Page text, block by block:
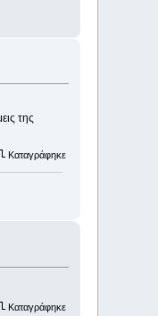
της
Καταγράφηκε
Καταγράφηκε